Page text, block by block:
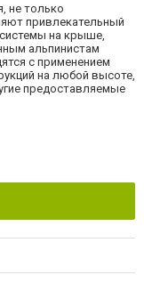
не только
привлекательный
на крыше,
альпинистам
с применением
на любой высоте,
предоставляемые